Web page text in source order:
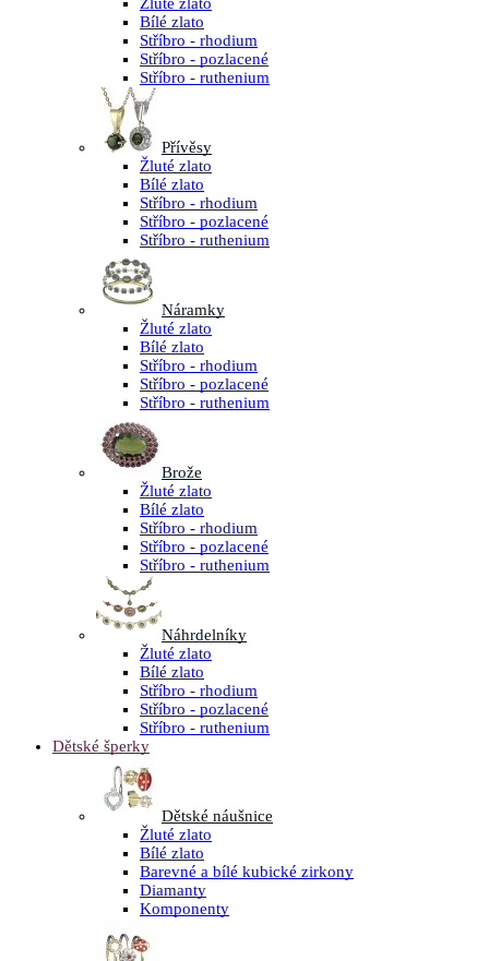
Bílé zlato
Stříbro - rhodium
Stříbro - pozlacené
Stříbro - ruthenium
Přívěsy
Žluté zlato
Bílé zlato
Stříbro - rhodium
Stříbro - pozlacené
Stříbro - ruthenium
Náramky
Žluté zlato
Bílé zlato
Stříbro - rhodium
Stříbro - pozlacené
Stříbro - ruthenium
Brože
Žluté zlato
Bílé zlato
Stříbro - rhodium
Stříbro - pozlacené
Stříbro - ruthenium
Náhrdelníky
Žluté zlato
Bílé zlato
Stříbro - rhodium
Stříbro - pozlacené
Stříbro - ruthenium
Dětské šperky
Dětské náušnice
Žluté zlato
Bílé zlato
Barevné a bílé kubické zirkony
Diamanty
Komponenty